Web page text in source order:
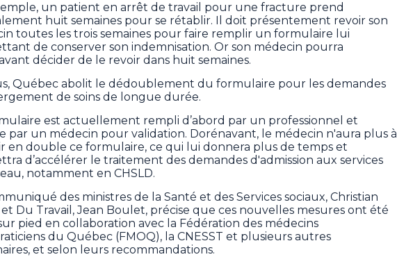
un patient en arrêt de travail pour une fracture prend
huit semaines pour se rétablir. Il doit présentement revoir son
toutes les trois semaines pour faire remplir un formulaire lui
de conserver son indemnisation. Or son médecin pourra
décider de le revoir dans huit semaines.
Québec abolit le dédoublement du formulaire pour les demandes
de soins de longue durée.
est actuellement rempli d’abord par un professionnel et
par un médecin pour validation. Dorénavant, le médecin n'aura plus à
en double ce formulaire, ce qui lui donnera plus de temps et
d’accélérer le traitement des demandes d'admission aux services
notamment en CHSLD.
des ministres de la Santé et des Services sociaux, Christian
Du Travail, Jean Boulet, précise que ces nouvelles mesures ont été
pied en collaboration avec la Fédération des médecins
du Québec (FMOQ), la CNESST et plusieurs autres
et selon leurs recommandations.